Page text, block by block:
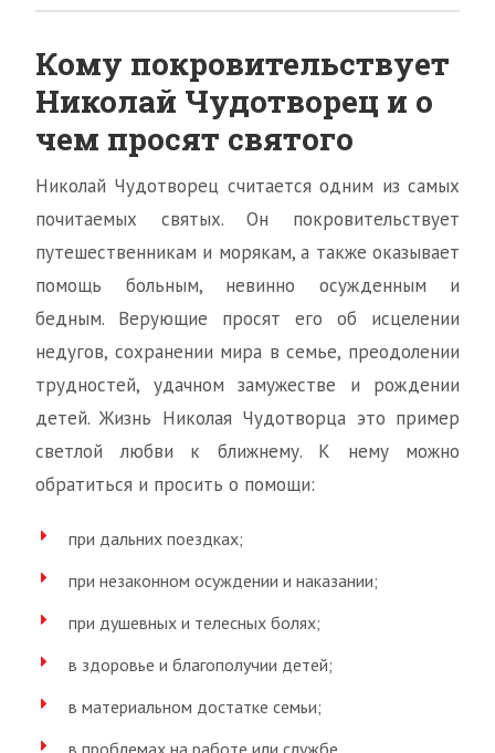
Кому покровительствует
Николай Чудотворец и о
чем просят святого
Николай Чудотворец считается одним из самых
почитаемых святых. Он покровительствует
путешественникам и морякам, а также оказывает
помощь больным, невинно осужденным и
бедным. Верующие просят его об исцелении
недугов, сохранении мира в семье, преодолении
трудностей, удачном замужестве и рождении
детей. Жизнь Николая Чудотворца это пример
светлой любви к ближнему. К нему можно
обратиться и просить о помощи:
при дальних поездках;
при незаконном осуждении и наказании;
при душевных и телесных болях;
в здоровье и благополучии детей;
в материальном достатке семьи;